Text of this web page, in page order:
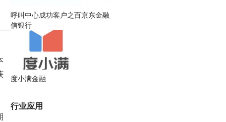
呼叫中心成功客户之百
信银行
京东金融
度小满金融
行业应用